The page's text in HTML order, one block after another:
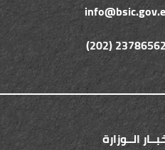
الــوزارة